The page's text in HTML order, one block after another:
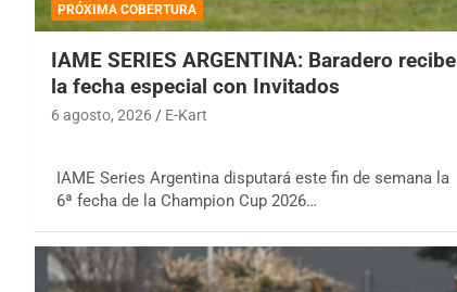
PRÓXIMA COBERTURA
IAME SERIES ARGENTINA: Baradero recibe
la fecha especial con Invitados
6 agosto, 2026 E-Kart
IAME Series Argentina disputará este fin de semana la
6ª fecha de la Champion Cup 2026…